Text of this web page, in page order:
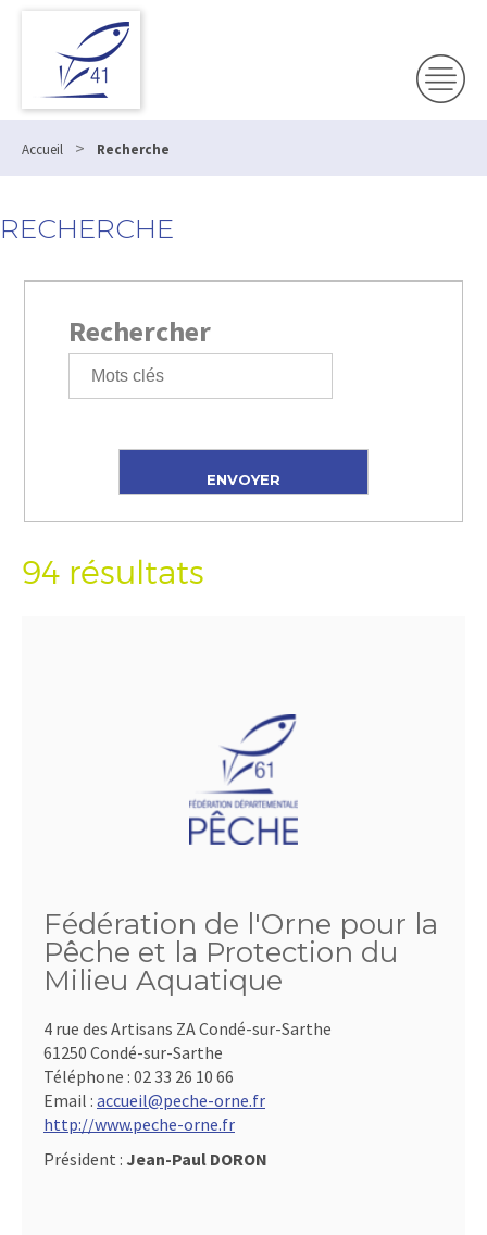
Accueil > Recherche
RECHERCHE
Rechercher
94 résultats
Fédération de l'Orne pour la
Pêche et la Protection du
Milieu Aquatique
4 rue des Artisans ZA Condé-sur-Sarthe
61250 Condé-sur-Sarthe
Téléphone : 02 33 26 10 66
Email : accueil@peche-orne.fr
http://www.peche-orne.fr
Président : Jean-Paul DORON